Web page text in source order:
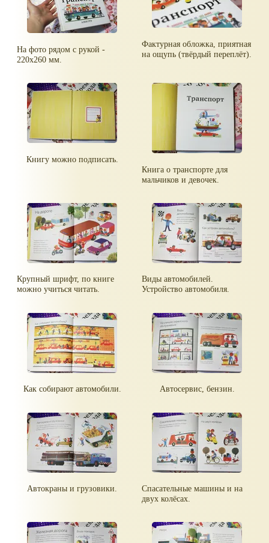
На фото рядом с рукой -
220х260 мм.
Фактурная обложка, приятная
на ощупь (твёрдый переплёт).
Книгу можно подписать.
Книга о транспорте для
мальчиков и девочек.
Крупный шрифт, по книге
можно учиться читать.
Виды автомобилей.
Устройство автомобиля.
Как собирают автомобили. Автосервис, бензин.
Автокраны и грузовики.
Спасательные машины и на
двух колёсах.